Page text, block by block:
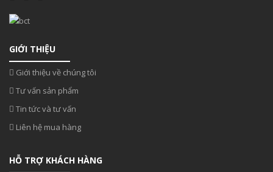
GIỚI THIỆU
Giới thiệu về chúng tôi
Tư vấn sản phẩm
Tin tức và tư vấn
Liên hệ mua hàng
HỖ TRỢ KHÁCH HÀNG